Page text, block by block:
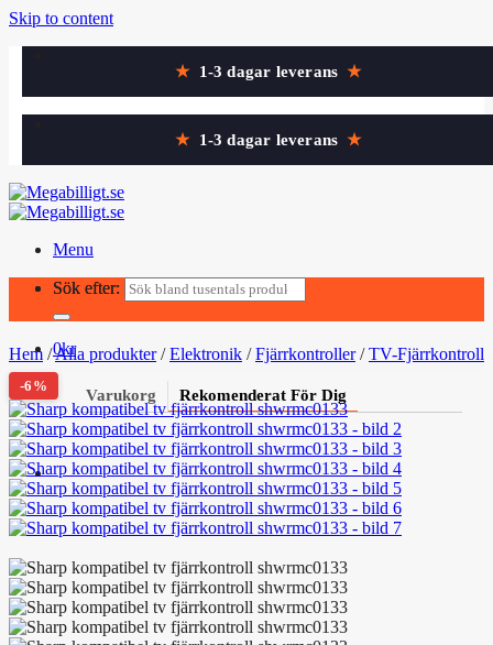
Skip to content
★ 1-3 dagar leverans ★
★ 1-3 dagar leverans ★
Menu
Sök efter:
0kr
Varukorg Rekomenderat För Dig
Sök efter:
Hem /Alla produkter / Elektronik / Fjärrkontroller / TV-
-6%